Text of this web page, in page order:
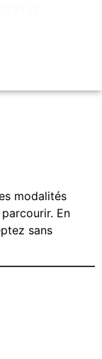
modalités
En
sans